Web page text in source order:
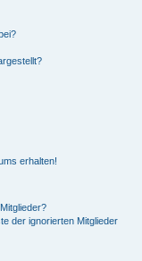
erhalten!
der ignorierten Mitglieder